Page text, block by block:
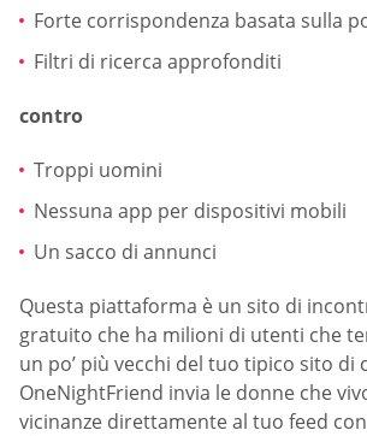
Forte corrispondenza basata sulla
Filtri di ricerca approfonditi
contro
Troppi uomini
Nessuna app per dispositivi mobili
Un sacco di annunci
Questa piattaforma è un sito di
gratuito che ha milioni di utenti che
un po’ più vecchi del tuo tipico sito di
OneNightFriend invia le donne che
vicinanze direttamente al tuo feed